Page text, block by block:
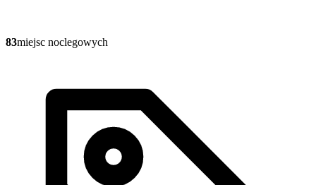
83miejsc noclegowych